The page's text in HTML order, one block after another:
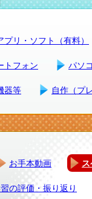
プリ・ソフト（有料）
トフォン パソ
器等 自作（プ
お手本動画
の評価・振り返り